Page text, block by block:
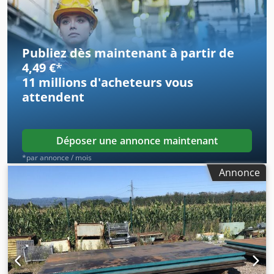
Publiez dès maintenant à partir de
4,49 €*
11 millions d'acheteursvous
attendent
Déposer une annonce maintenant
*par annonce / mois
Annonce